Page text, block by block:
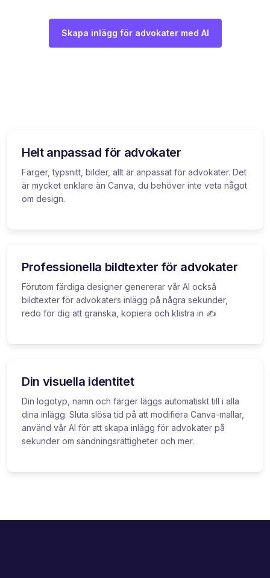
Skapa inlägg för advokater med AI
Helt anpassad för advokater
Färger, typsnitt, bilder, allt är anpassat för advokater. Det
är mycket enklare än Canva, du behöver inte veta något
om design.
Professionella bildtexter för advokater
Förutom färdiga designer genererar vår AI också
bildtexter för advokaters inlägg på några sekunder,
redo för dig att granska, kopiera och klistra in ✍️
Din visuella identitet
Din logotyp, namn och färger läggs automatiskt till i alla
dina inlägg. Sluta slösa tid på att modifiera Canva-mallar,
använd vår AI för att skapa inlägg för advokater på
sekunder om sändningsrättigheter och mer.